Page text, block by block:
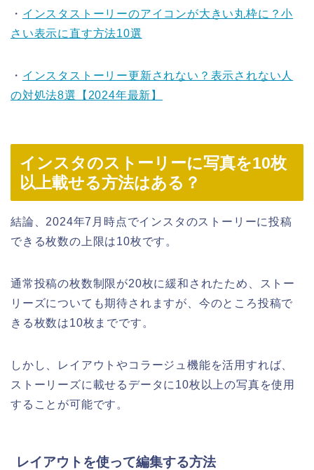
・ インスタストーリーのアイコンが大きい丸枠に？小
さい表示に直す方法10選
・ インスタストーリー更新されない？表示されない人
の対処法8選【2024年最新】
インスタのストーリーに写真を10枚
以上載せる方法はある？
結論、2024年7月時点でインスタのストーリーに投稿
できる枚数の上限は10枚です。
通常投稿の枚数制限が20枚に緩和されたため、ストー
リーズについても期待されますが、今のところ投稿で
きる枚数は10枚までです。
しかし、レイアウトやコラージュ機能を活用すれば、
ストーリーズに載せるデータに10枚以上の写真を使用
することが可能です。
レイアウトを使って編集する方法